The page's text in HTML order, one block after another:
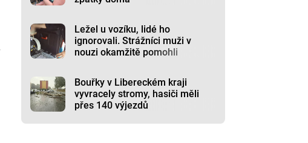
Ležel u vozíku, lidé ho
ignorovali. Strážníci muži v
nouzi okamžitě pomohli
Bouřky v Libereckém kraji
vyvracely stromy, hasiči měli
přes 140 výjezdů